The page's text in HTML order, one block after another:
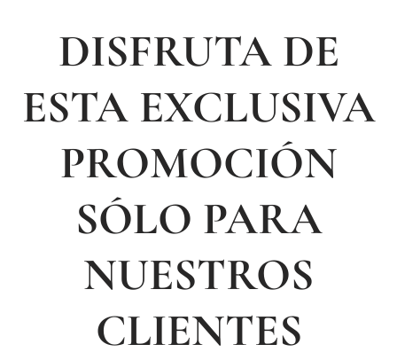
DISFRUTA DE
ESTA EXCLUSIVA
PROMOCIÓN
SÓLO PARA
NUESTROS
CLIENTES